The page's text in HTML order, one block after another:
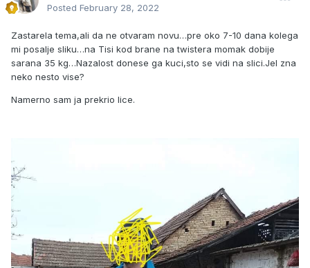
Posted February 28, 2022
Zastarela tema,ali da ne otvaram novu…pre oko 7-10 dana kolega
mi posalje sliku…na Tisi kod brane na twistera momak dobije
sarana 35 kg…Nazalost donese ga kuci,sto se vidi na slici.Jel zna
neko nesto vise?
Namerno sam ja prekrio lice.